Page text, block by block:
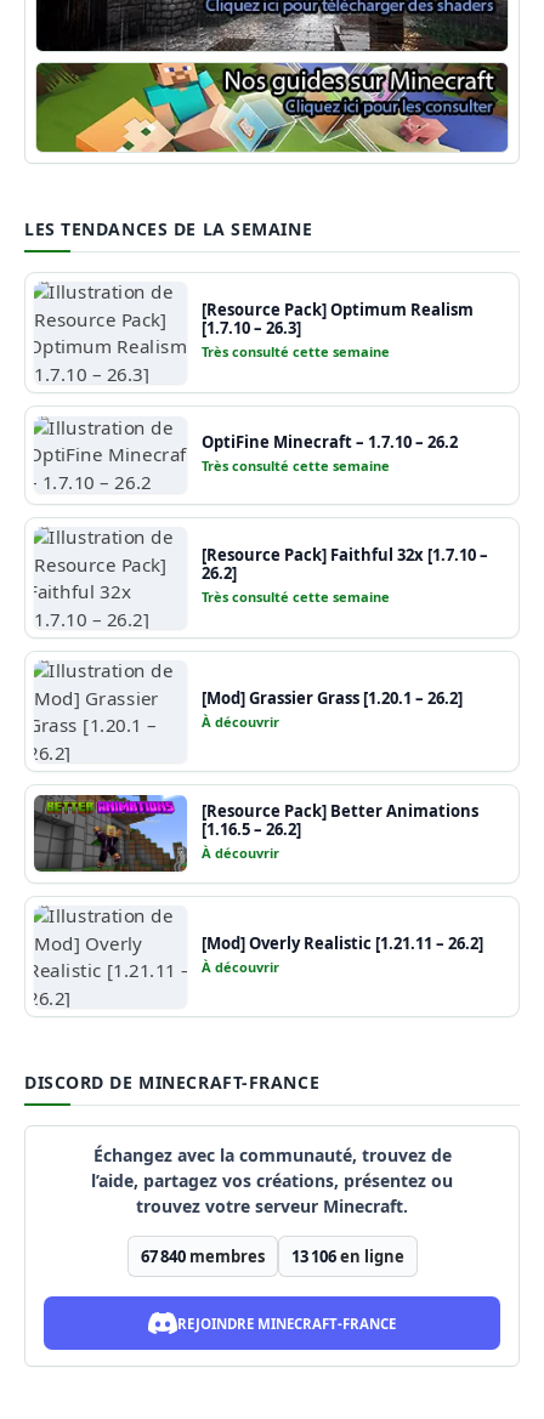
Shaders Minecraft
Guide Minecraft
LES TENDANCES DE LA SEMAINE
[Resource Pack] Optimum Realism
[1.7.10 – 26.3]
Très consulté cette semaine
OptiFine Minecraft – 1.7.10 – 26.2
Très consulté cette semaine
[Resource Pack] Faithful 32x [1.7.10 –
26.2]
Très consulté cette semaine
[Mod] Grassier Grass [1.20.1 – 26.2]
À découvrir
[Resource Pack] Better Animations
[1.16.5 – 26.2]
À découvrir
[Mod] Overly Realistic [1.21.11 – 26.2]
À découvrir
DISCORD DE MINECRAFT-FRANCE
Échangez avec la communauté, trouvez de
l’aide, partagez vos créations, présentez ou
trouvez votre serveur Minecraft.
67 840membres 13 106en ligne
REJOINDRE MINECRAFT-FRANCE